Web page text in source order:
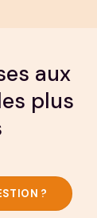
aux
plus
?